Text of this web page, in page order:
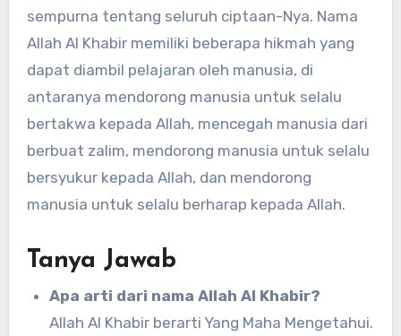
sempurna tentang seluruh ciptaan-Nya. Nama
Allah Al Khabir memiliki beberapa hikmah yang
dapat diambil pelajaran oleh manusia, di
antaranya mendorong manusia untuk selalu
bertakwa kepada Allah, mencegah manusia dari
berbuat zalim, mendorong manusia untuk selalu
bersyukur kepada Allah, dan mendorong
manusia untuk selalu berharap kepada Allah.
Tanya Jawab
Apa arti dari nama Allah Al Khabir?
Allah Al Khabir berarti Yang Maha Mengetahui.